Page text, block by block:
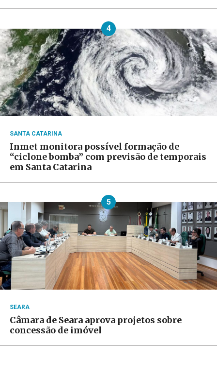
4
SANTA CATARINA
Inmet monitora possível formação de
“ciclone bomba” com previsão de temporais
em Santa Catarina
5
SEARA
Câmara de Seara aprova projetos sobre
concessão de imóvel